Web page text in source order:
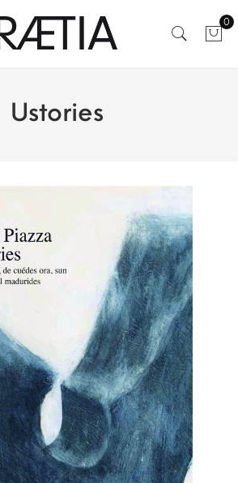
0
Ustories